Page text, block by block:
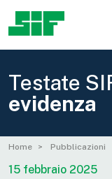
Testate
evidenza
Home Pubblicazioni
15 febbraio 2025